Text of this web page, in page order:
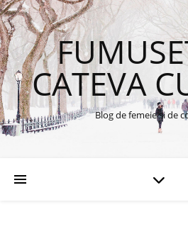
CATEVA
Blog de femeie si de